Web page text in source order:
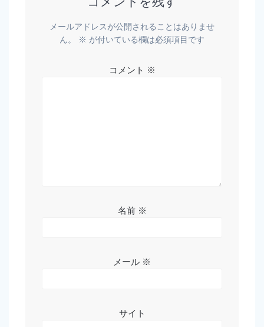
メールアドレスが公開されることはありませ
ん。
※ が付いている欄は必須項目です
コメント ※
名前 ※
メール ※
サイト